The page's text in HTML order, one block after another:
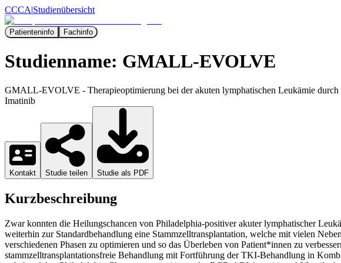
CCCA|Studienübersicht
Patienteninfo Fachinfo
Studienname: GMALL-EVOLVE
GMALL-EVOLVE - Therapieoptimierung bei der akuten lymphatischen Leukämie
Imatinib
Kontakt Studie teilen Studie als PDF
Kurzbeschreibung
Zwar konnten die Heilungschancen von Philadelphia-positiver akuter lymphatischer
weiterhin zur Standardbehandlung eine Stammzelltransplantation, welche mit vielen
verschiedenen Phasen zu optimieren und so das Überleben von Patient*innen zu
stammzelltransplantationsfreie Behandlung mit Fortführung der TKI-Behandlung in